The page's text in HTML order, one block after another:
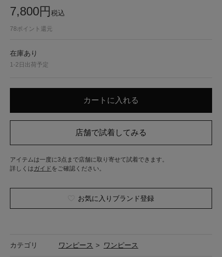
7,800円税込
78ポイント還元
在庫あり
1-2日出荷予定
アイテムは一度に3点まで店舗に取り寄せて試着できます。
詳しくはガイド をご確認ください。
お気に入りブランド登録
カテゴリ ワンピース > ワンピース